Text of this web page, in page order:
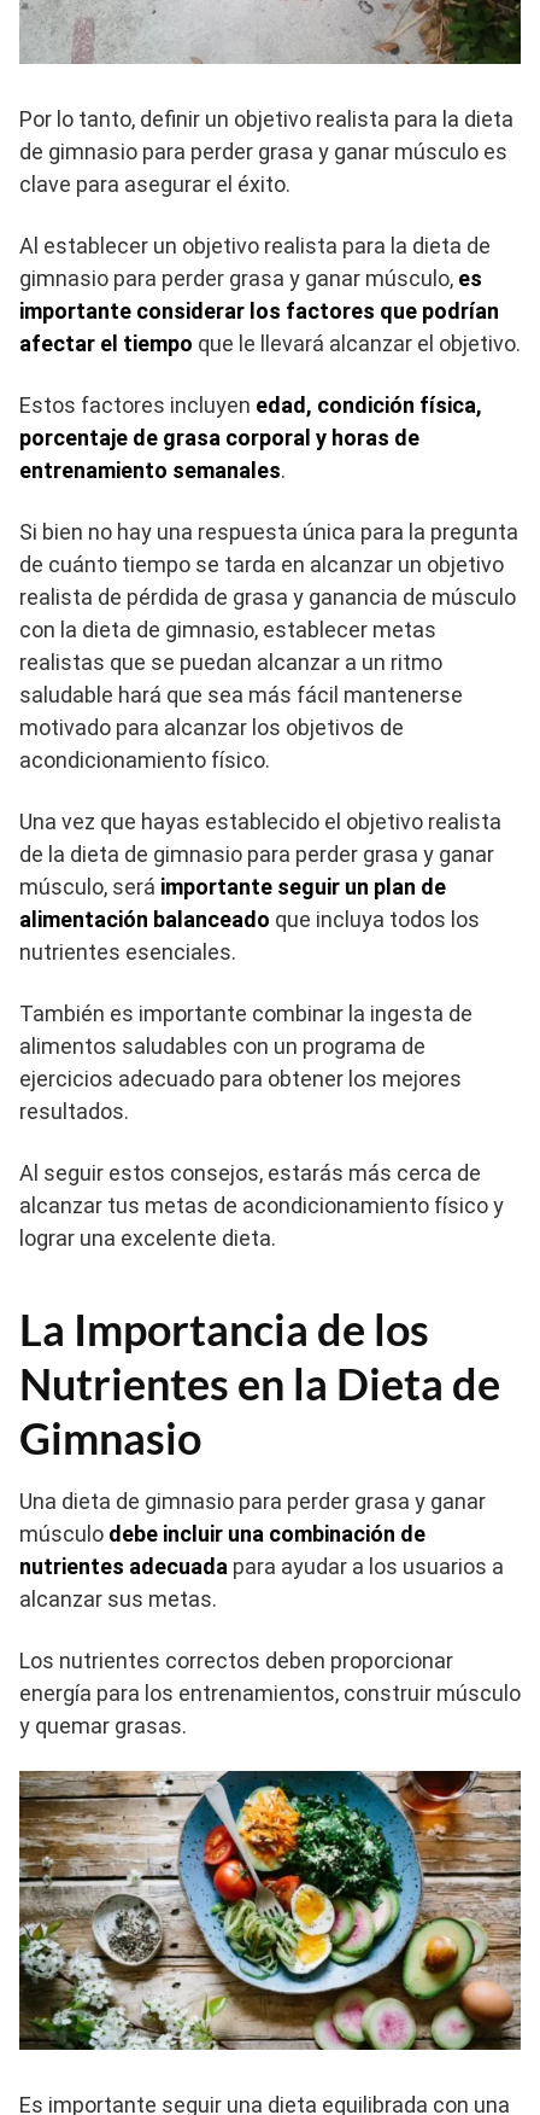
Por lo tanto, definir un objetivo realista para la dieta
de gimnasio para perder grasa y ganar músculo es
clave para asegurar el éxito.
Al establecer un objetivo realista para la dieta de
gimnasio para perder grasa y ganar músculo, es
importante considerar los factores que podrían
afectar el tiempo que le llevará alcanzar el objetivo.
Estos factores incluyen edad, condición física,
porcentaje de grasa corporal y horas de
entrenamiento semanales.
Si bien no hay una respuesta única para la pregunta
de cuánto tiempo se tarda en alcanzar un objetivo
realista de pérdida de grasa y ganancia de músculo
con la dieta de gimnasio, establecer metas
realistas que se puedan alcanzar a un ritmo
saludable hará que sea más fácil mantenerse
motivado para alcanzar los objetivos de
acondicionamiento físico.
Una vez que hayas establecido el objetivo realista
de la dieta de gimnasio para perder grasa y ganar
músculo, será importante seguir un plan de
alimentación balanceado que incluya todos los
nutrientes esenciales.
También es importante combinar la ingesta de
alimentos saludables con un programa de
ejercicios adecuado para obtener los mejores
resultados.
Al seguir estos consejos, estarás más cerca de
alcanzar tus metas de acondicionamiento físico y
lograr una excelente dieta.
La Importancia de los
Nutrientes en la Dieta de
Gimnasio
Una dieta de gimnasio para perder grasa y ganar
músculo debe incluir una combinación de
nutrientes adecuada para ayudar a los usuarios a
alcanzar sus metas.
Los nutrientes correctos deben proporcionar
energía para los entrenamientos, construir músculo
y quemar grasas.
Es importante seguir una dieta equilibrada con una